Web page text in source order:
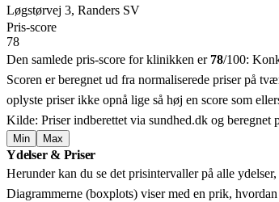
Løgstørvej 3, Randers SV
Pris‑score
78
Den samlede pris-score for klinikken er 78/100:
Scoren er beregnet ud fra normaliserede priser på
oplyste priser ikke opnå lige så høj en score som
Kilde: Priser indberettet via sundhed.dk og
Min Max
+
−
Ydelser & Priser
Herunder kan du se det prisintervaller på alle ydelser,
Diagrammerne (boxplots) viser med en prik,